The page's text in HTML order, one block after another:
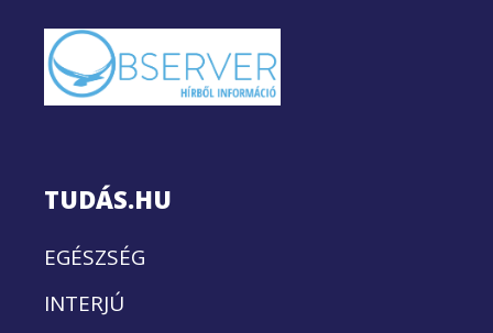
TUDÁS.HU
EGÉSZSÉG
INTERJÚ